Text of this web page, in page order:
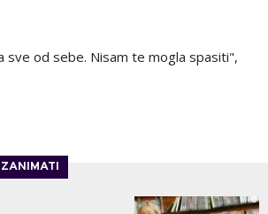
sve od sebe. Nisam te mogla spasiti",
0